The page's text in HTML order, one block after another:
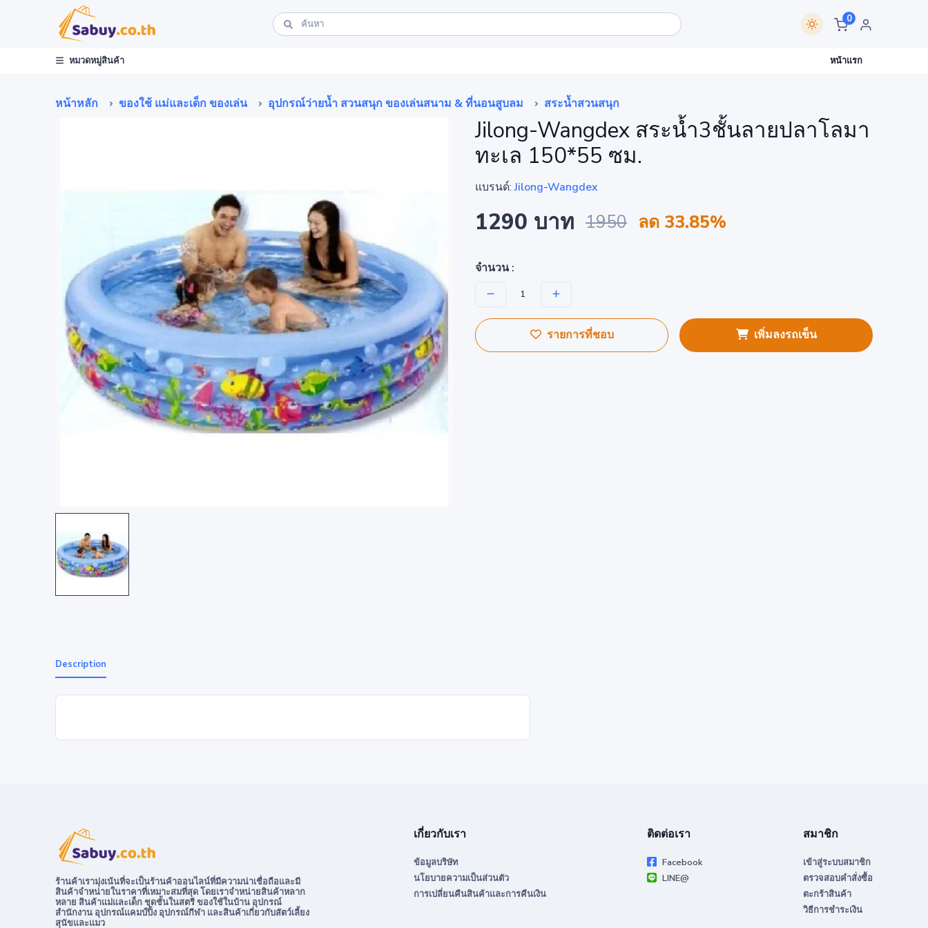
0
หมวดหมู่สินค้า หน้าแรก
หน้าหลัก ของใช้ แม่และเด็ก ของเล่น อุปกรณ์ว่ายน้ำ สวนสนุก ของเล่นสนาม & ที่นอนสูบลม สระน้ำสวนสนุก
Jilong-Wangdex สระน้ำ3ชั้นลายปลาโลมา
ทะเล 150*55 ซม.
แบรนด์:Jilong-Wangdex
1290 บาท 1950 ลด 33.85%
จำนวน :
รายการที่ชอบ เพิ่มลงรถเข็น
Description
ร้านค้าเรามุ่งเน้นที่จะเป็นร้านค้าออนไลน์ที่มีความน่าเชื่อถือและมี
สินค้าจำหน่ายในราคาที่เหมาะสมที่สุด โดยเราจำหน่ายสินค้าหลาก
หลาย สินค้าแม่และเด็ก ชุดชั้นในสตรี ของใช้ในบ้าน อุปกรณ์
สำนักงาน อุปกรณ์แคมป์ปิ้ง อุปกรณ์กีฬา และสินค้าเกี่ยวกับสัตว์เลี้ยง
สุนัขและแมว
เกี่ยวกับเรา
ข้อมูลบริษัท
นโยบายความเป็นส่วนตัว
การเปลี่ยนคืนสินค้าและการคืนเงิน
ติดต่อเรา
Facebook
LINE@
สมาชิก
เข้าสู่ระบบสมาชิก
ตรวจสอบคำสั่งซื้อ
ตะกร้าสินค้า
วิธีการชำระเงิน